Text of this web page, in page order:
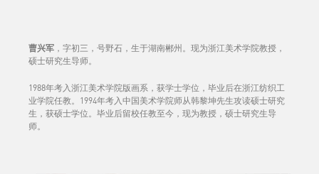
曹兴军 ，字初三，号野石，生于湖南郴州。现为浙江美术学院教授，
硕士研究生导师。
1988年考入浙江美术学院版画系，获学士学位，毕业后在浙江纺织工
业学院任教。1994年考入中国美术学院师从韩黎坤先生攻读硕士研究
生，获硕士学位。毕业后留校任教至今，现为教授，硕士研究生导
师。